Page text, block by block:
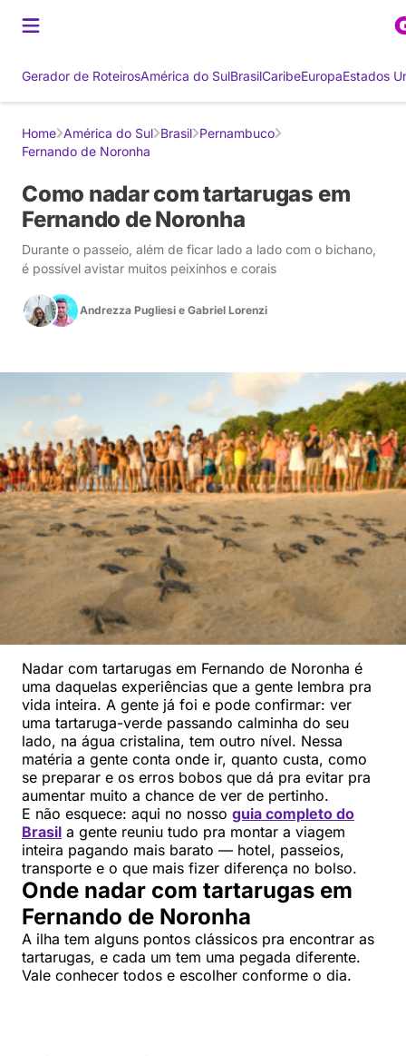
Gerador de RoteirosAmérica do SulBrasilCaribeEuropaEstados
Home América do Sul Brasil Pernambuco
Fernando de Noronha
Como nadar com tartarugas em
Fernando de Noronha
Durante o passeio, além de ficar lado a lado com o bichano,
é possível avistar muitos peixinhos e corais
Andrezza Pugliesi e Gabriel Lorenzi
Nadar com tartarugas em Fernando de Noronha é
uma daquelas experiências que a gente lembra pra
vida inteira. A gente já foi e pode confirmar: ver
uma tartaruga-verde passando calminha do seu
lado, na água cristalina, tem outro nível. Nessa
matéria a gente conta onde ir, quanto custa, como
se preparar e os erros bobos que dá pra evitar pra
aumentar muito a chance de ver de pertinho.
E não esquece: aqui no nosso guia completo do
Brasil a gente reuniu tudo pra montar a viagem
inteira pagando mais barato — hotel, passeios,
transporte e o que mais fizer diferença no bolso.
Onde nadar com tartarugas em
Fernando de Noronha
A ilha tem alguns pontos clássicos pra encontrar as
tartarugas, e cada um tem uma pegada diferente.
Vale conhecer todos e escolher conforme o dia.